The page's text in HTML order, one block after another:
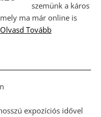
szemünk a káros
ma már online is
Olvasd Tovább
expozíciós idővel